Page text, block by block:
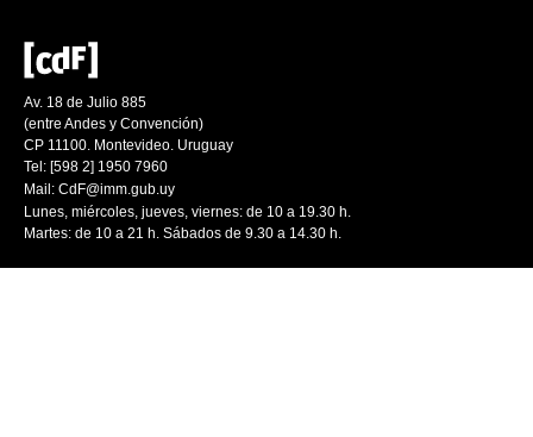
Av. 18 de Julio 885
(entre Andes y Convención)
CP 11100. Montevideo. Uruguay
Tel: [598 2] 1950 7960
Mail: CdF@imm.gub.uy
Lunes, miércoles, jueves, viernes: de 10 a 19.30 h.
Martes: de 10 a 21 h. Sábados de 9.30 a 14.30 h.